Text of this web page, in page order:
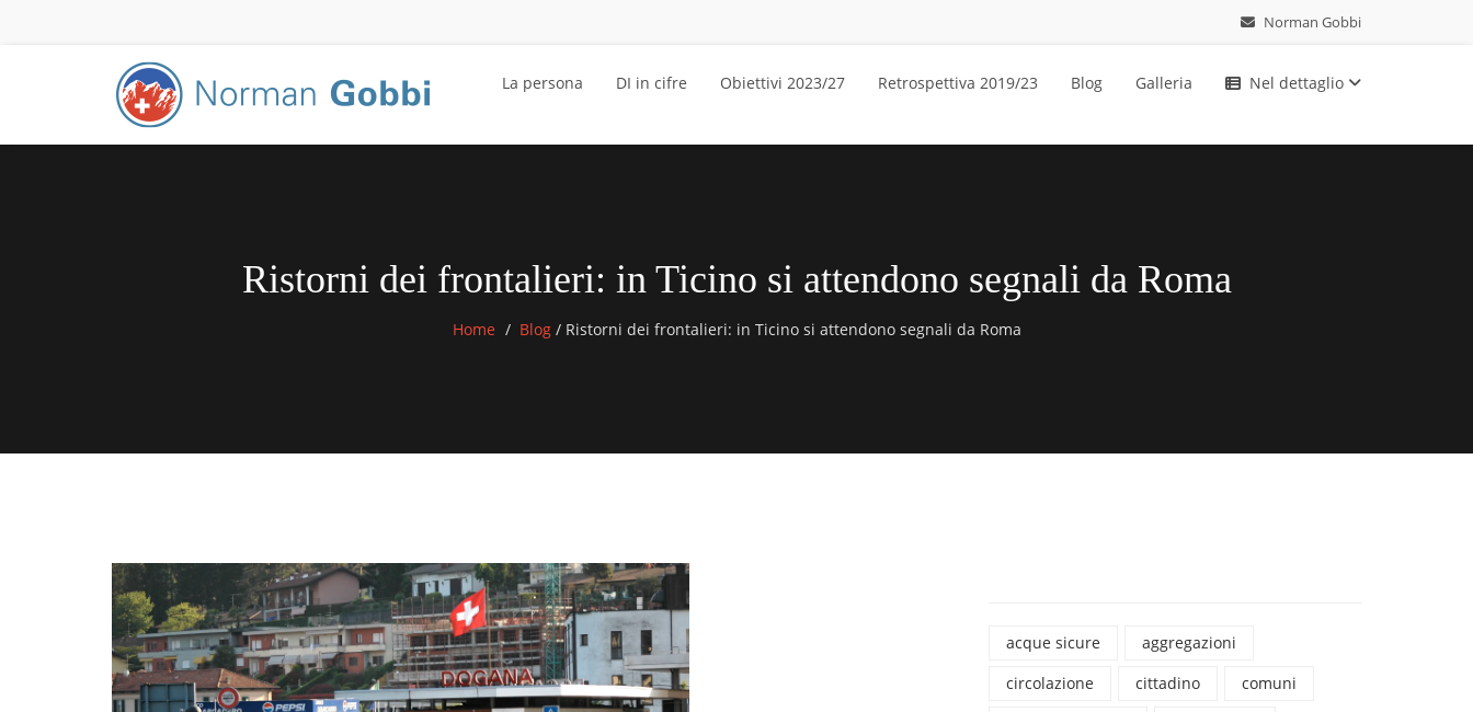
Norman Gobbi
La persona DI in cifre Obiettivi 2023/27 Retrospettiva 2019/23 Blog Galleria Nel dettaglio
Ristorni dei frontalieri: in Ticino si attendono segnali da Roma
Home Blog /Ristorni dei frontalieri: in Ticino si attendono segnali da Roma
acque sicure
aggregazioni
circolazione
cittadino
comuni